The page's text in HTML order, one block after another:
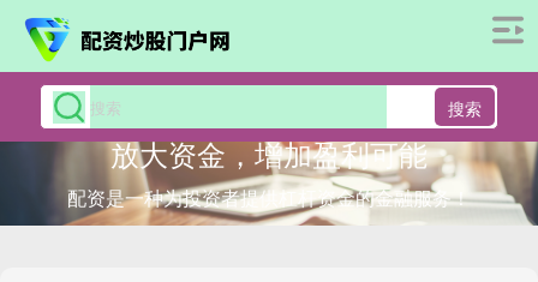
搜索
放大资金，增加盈利可能
配资是一种为投资者提供杠杆资金的金融服务！